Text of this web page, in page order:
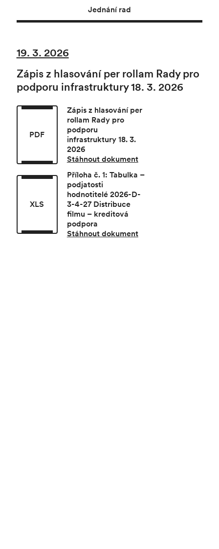
Jednání rad
19. 3. 2026
Zápis z hlasování per rollam Rady pro
podporu infrastruktury 18. 3. 2026
Zápis z hlasování per
rollam Rady pro
podporu
infrastruktury 18. 3.
2026
Stáhnout dokument
PDF
Příloha č. 1: Tabulka –
podjatosti
hodnotitelé 2026-D-
3-4-27 Distribuce
filmu – kreditová
podpora
Stáhnout dokument
XLS